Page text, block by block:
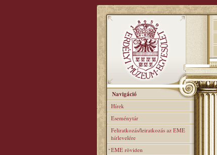
Navigáció
Hírek
Eseménytár
Feliratkozás/leiratkozás az EME
hírlevelére
EME röviden